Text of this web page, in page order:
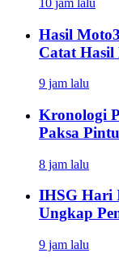
Hasil
Catat
9 jam lalu
Kronologi
Paksa
8 jam lalu
IHSG Hari
Ungkap
9 jam lalu